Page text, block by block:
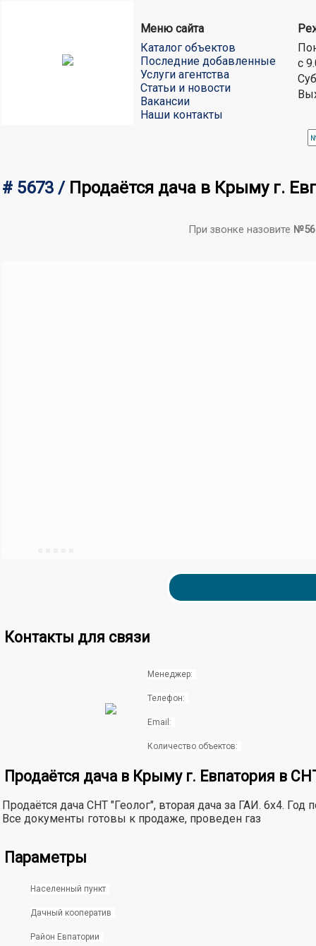
Меню сайта
Каталог объектов
Последние добавленные
Услуги агентства
Статьи и новости
Вакансии
Наши контакты
с
# 5673 / Продаётся дача в Крыму г.
При звонке назовите
Контакты для связи
Менеджер:
Телефон:
Email:
Количество объектов:
Продаётся дача в Крыму г. Евпатория в
Продаётся дача СНТ "Геолог", вторая дача за ГАИ. 6х4.
Все документы готовы к продаже, проведен газ
Параметры
Населенный пункт
Дачный кооператив
Район Евпатории